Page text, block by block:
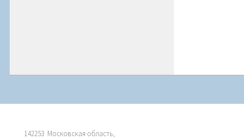
142253 Московская область,